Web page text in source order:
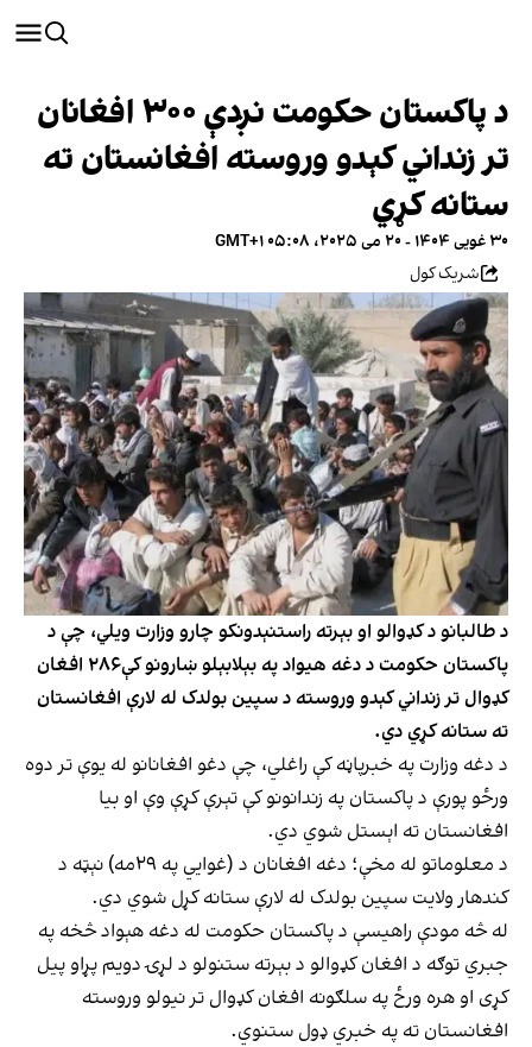
د پاکستان حکومت نږدې ۳۰۰ افغانان
تر زنداني کېدو وروسته افغانستان ته
ستانه کړي
۳۰ غویی ۱۴۰۴ - ۲۰ می ۲۰۲۵، ۰۵:۰۸ GMT+۱
شریک کول
د طالبانو د کډوالو او بېرته راستنېدونکو چارو وزارت ویلي، چې د
پاکستان حکومت د دغه هیواد په بېلابېلو ښارونو کې۲۸۶ افغان
کډوال تر زنداني کېدو وروسته د سپین بولدک له لارې افغانستان
ته ستانه کړي دي.
د دغه وزارت په خبرپاڼه کې راغلي، چې دغو افغانانو له یوې تر دوه
ورځو پورې د پاکستان په زندانونو کې تېرې کړې وې او بیا
افغانستان ته اېستل شوي دي.
د معلوماتو له مخې؛ دغه افغانان د (غوايي په ۲۹مه) نېټه د
کندهار ولایت سپین بولدک له لارې ستانه کړل شوي دي.
له څه مودې راهیسې د پاکستان حکومت له دغه هېواد څخه په
جبري توګه د افغان کډوالو د بېرته ستنولو د لړۍ دویم پړاو پیل
کړی او هره ورځ په سلګونه افغان کډوال تر نیولو وروسته
افغانستان ته په خبري ډول ستنوي.